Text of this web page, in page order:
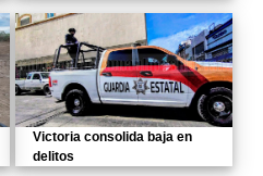
Victoria consolida baja en
delitos